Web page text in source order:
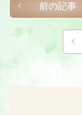
前の記事